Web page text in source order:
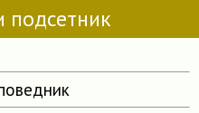
подсетник